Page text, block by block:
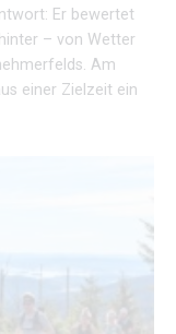
Er bewertet
– von Wetter
Am
einer Zielzeit ein